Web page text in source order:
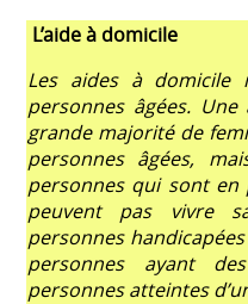
L’aide à domicile
Les aides à
personnes âgées.
grande majorité de
personnes âgées,
personnes qui sont en
peuvent pas vivre
personnes
personnes ayant
personnes atteintes